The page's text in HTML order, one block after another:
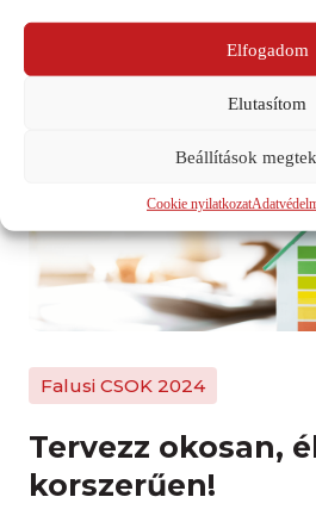
Elfogadom
Elutasítom
Beállítások
Cookie nyilatkozat
Űrlap
Falusi CSOK 2024
Tervezz okosan,
korszerűen!